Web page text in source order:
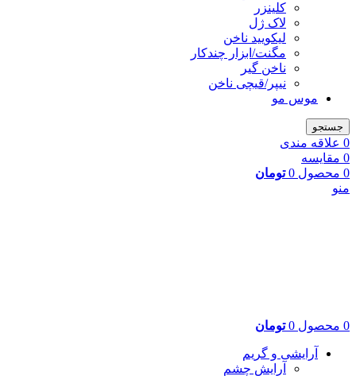
کلینزر
لاک ژل
لیکوييد ناخن
مگنت/ابزار چندکار
ناخن گیر
نیپر/قیچی ناخن
موس مو
جستجو
0 علاقه مندی
0 مقایسه
0 محصول 0 تومان
منو
0 محصول 0 تومان
آرایشی و گریم
آرایش چشم